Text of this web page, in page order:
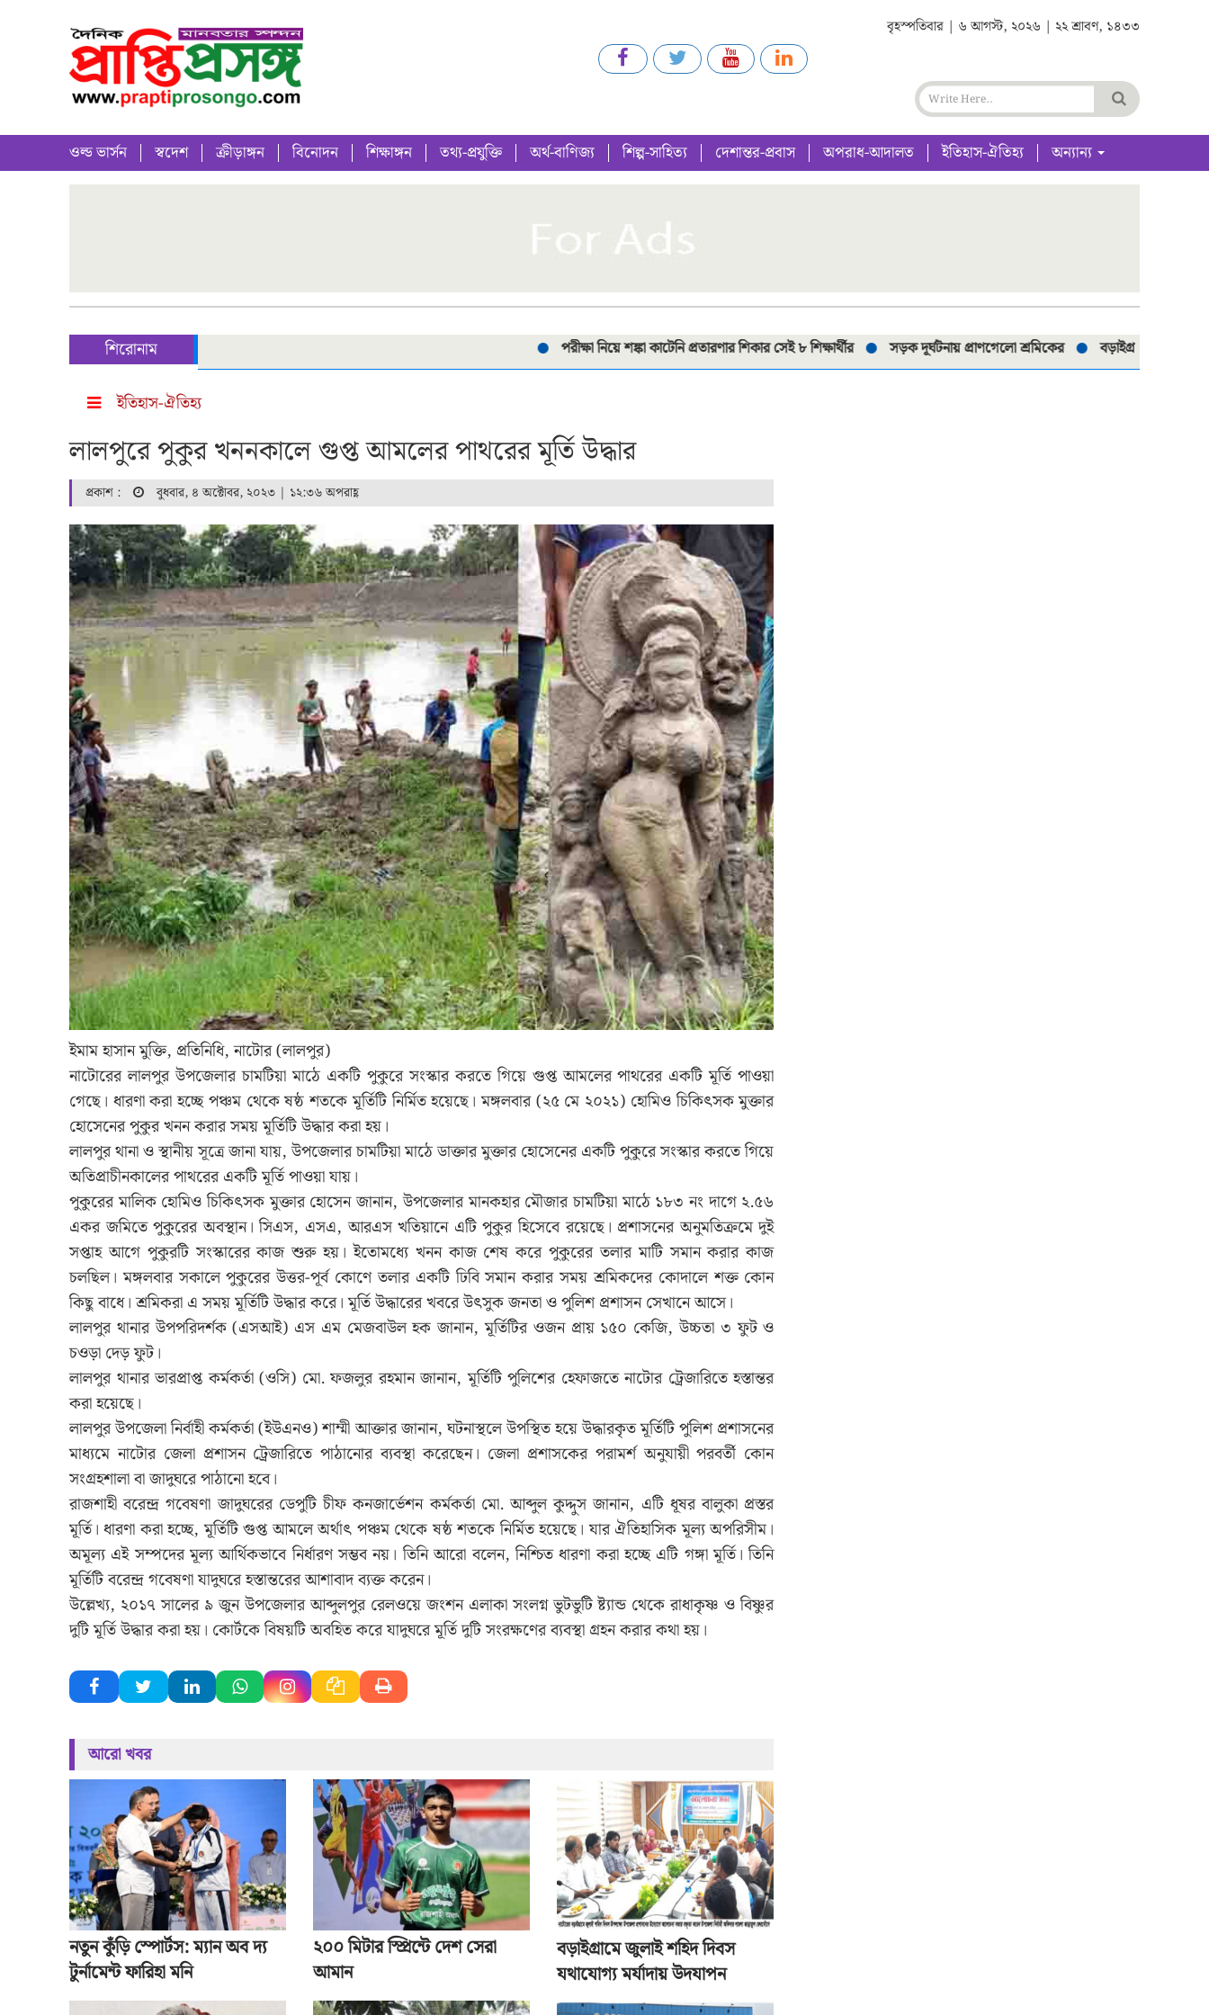
বৃহস্পতিবার | ৬ আগস্ট, ২০২৬ | ২২ শ্রাবণ, ১৪৩৩
ওল্ড ভার্সন স্বদেশ ক্রীড়াঙ্গন বিনোদন শিক্ষাঙ্গন তথ্য-প্রযুক্তি অর্থ-বাণিজ্য শিল্প-সাহিত্য দেশান্তর-প্রবাস অপরাধ-আদালত ইতিহাস-ঐতিহ্য অন্যান্য
শিরোনাম পরীক্ষা নিয়ে শঙ্কা কাটেনি প্রতারণার শিকার সেই ৮ শিক্ষার্থীর সড়ক দূর্ঘটনায় প্রাণগেলো শ্রমিকের বড়াইগ্রামে নিষিদ্ধ ৮০টি
ইতিহাস-ঐতিহ্য
লালপুরে পুকুর খননকালে গুপ্ত আমলের পাথরের মূর্তি উদ্ধার
প্রকাশ : বুধবার, ৪ অক্টোবর, ২০২৩ | ১২:৩৬ অপরাহ্ণ
ইমাম হাসান মুক্তি, প্রতিনিধি, নাটোর (লালপুর)
নাটোরের লালপুর উপজেলার চামটিয়া মাঠে একটি পুকুরে সংস্কার করতে গিয়ে গুপ্ত আমলের পাথরের একটি মূর্তি পাওয়া
গেছে। ধারণা করা হচ্ছে পঞ্চম থেকে ষষ্ঠ শতকে মূর্তিটি নির্মিত হয়েছে। মঙ্গলবার (২৫ মে ২০২১) হোমিও চিকিৎসক মুক্তার
হোসেনের পুকুর খনন করার সময় মূর্তিটি উদ্ধার করা হয়।
লালপুর থানা ও স্থানীয় সূত্রে জানা যায়, উপজেলার চামটিয়া মাঠে ডাক্তার মুক্তার হোসেনের একটি পুকুরে সংস্কার করতে গিয়ে
অতিপ্রাচীনকালের পাথরের একটি মূর্তি পাওয়া যায়।
পুকুরের মালিক হোমিও চিকিৎসক মুক্তার হোসেন জানান, উপজেলার মানকহার মৌজার চামটিয়া মাঠে ১৮৩ নং দাগে ২.৫৬
একর জমিতে পুকুরের অবস্থান। সিএস, এসএ, আরএস খতিয়ানে এটি পুকুর হিসেবে রয়েছে। প্রশাসনের অনুমতিক্রমে দুই
সপ্তাহ আগে পুকুরটি সংস্কারের কাজ শুরু হয়। ইতোমধ্যে খনন কাজ শেষ করে পুকুরের তলার মাটি সমান করার কাজ
চলছিল। মঙ্গলবার সকালে পুকুরের উত্তর-পূর্ব কোণে তলার একটি ঢিবি সমান করার সময় শ্রমিকদের কোদালে শক্ত কোন
কিছু বাধে। শ্রমিকরা এ সময় মূর্তিটি উদ্ধার করে। মূর্তি উদ্ধারের খবরে উৎসুক জনতা ও পুলিশ প্রশাসন সেখানে আসে।
লালপুর থানার উপপরিদর্শক (এসআই) এস এম মেজবাউল হক জানান, মূর্তিটির ওজন প্রায় ১৫০ কেজি, উচ্চতা ৩ ফুট ও
চওড়া দেড় ফুট।
লালপুর থানার ভারপ্রাপ্ত কর্মকর্তা (ওসি) মো. ফজলুর রহমান জানান, মূর্তিটি পুলিশের হেফাজতে নাটোর ট্রেজারিতে হস্তান্তর
করা হয়েছে।
লালপুর উপজেলা নির্বাহী কর্মকর্তা (ইউএনও) শাম্মী আক্তার জানান, ঘটনাস্থলে উপস্থিত হয়ে উদ্ধারকৃত মূর্তিটি পুলিশ প্রশাসনের
মাধ্যমে নাটোর জেলা প্রশাসন ট্রেজারিতে পাঠানোর ব্যবস্থা করেছেন। জেলা প্রশাসকের পরামর্শ অনুযায়ী পরবর্তী কোন
সংগ্রহশালা বা জাদুঘরে পাঠানো হবে।
রাজশাহী বরেন্দ্র গবেষণা জাদুঘরের ডেপুটি চীফ কনজার্ভেশন কর্মকর্তা মো. আব্দুল কুদ্দুস জানান, এটি ধূষর বালুকা প্রস্তর
মূর্তি। ধারণা করা হচ্ছে, মূর্তিটি গুপ্ত আমলে অর্থাৎ পঞ্চম থেকে ষষ্ঠ শতকে নির্মিত হয়েছে। যার ঐতিহাসিক মূল্য অপরিসীম।
অমূল্য এই সম্পদের মূল্য আর্থিকভাবে নির্ধারণ সম্ভব নয়। তিনি আরো বলেন, নিশ্চিত ধারণা করা হচ্ছে এটি গঙ্গা মূর্তি। তিনি
মূর্তিটি বরেন্দ্র গবেষণা যাদুঘরে হস্তান্তরের আশাবাদ ব্যক্ত করেন।
উল্লেখ্য, ২০১৭ সালের ৯ জুন উপজেলার আব্দুলপুর রেলওয়ে জংশন এলাকা সংলগ্ন ভুটভুটি ষ্ট্যান্ড থেকে রাধাকৃষ্ণ ও বিষ্ণুর
দুটি মূর্তি উদ্ধার করা হয়। কোর্টকে বিষয়টি অবহিত করে যাদুঘরে মূর্তি দুটি সংরক্ষণের ব্যবস্থা গ্রহন করার কথা হয়।
আরো খবর
নতুন কুঁড়ি স্পোর্টস: ম্যান অব দ্য
টুর্নামেন্ট ফারিহা মনি
২০০ মিটার স্প্রিন্টে দেশ সেরা
আমান
বড়াইগ্রামে জুলাই শহিদ দিবস
যথাযোগ্য মর্যাদায় উদযাপন